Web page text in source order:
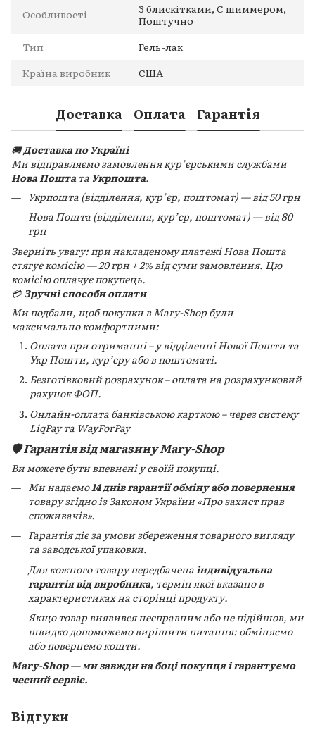
Особливості
З блискітками, С шиммером,
Поштучно
Тип
Гель-лак
Країна виробник
США
Доставка Оплата Гарантія
🚚Доставка по Україні
Ми відправляємо замовлення кур’єрськими службами
Нова Пошта та Укрпошта.
Укрпошта (відділення, кур’єр, поштомат) — від 50 грн
Нова Пошта (відділення, кур’єр, поштомат) — від 80
грн
Зверніть увагу: при накладеному платежі Нова Пошта
стягує комісію — 20 грн + 2% від суми замовлення. Цю
комісію оплачує покупець.
💳Зручні способи оплати
Ми подбали, щоб покупки в Mary-Shop були
максимально комфортними:
Оплата при отриманні – у відділенні Нової Пошти та
Укр Пошти, кур’єру або в поштоматі.
Безготівковий розрахунок – оплата на розрахунковий
рахунок ФОП.
Онлайн-оплата банківською карткою – через систему
LiqPay та WayForPay
🛡️ Гарантія від магазину Mary-Shop
Ви можете бути впевнені у своїй покупці.
Ми надаємо14 днів гарантії обміну або повернення
товару згідно із Законом України «Про захист прав
споживачів».
Гарантія діє за умови збереження товарного вигляду
та заводської упаковки.
Для кожного товару передбачена індивідуальна
гарантія від виробника, термін якої вказано в
характеристиках на сторінці продукту.
Якщо товар виявився несправним або не підійшов, ми
швидко допоможемо вирішити питання: обміняємо
або повернемо кошти.
Mary-Shop — ми завжди на боці покупця і гарантуємо
чесний сервіс.
Відгуки